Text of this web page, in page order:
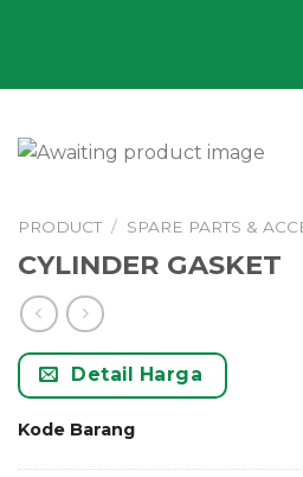
PRODUCT / SPARE PARTS &
CYLINDER GASKET
Detail Harga
Kode Barang